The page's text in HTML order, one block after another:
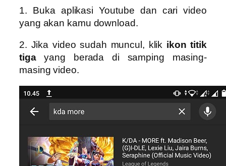
1. Buka aplikasi Youtube dan cari video
yang akan kamu download.
2. Jika video sudah muncul, klik ikon titik
tigayang berada di samping masing-
masing video.